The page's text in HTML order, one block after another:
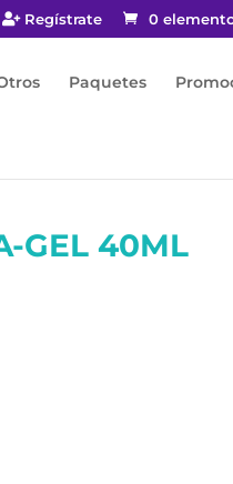
Regístrate 0
Paquetes
GEL 40ML